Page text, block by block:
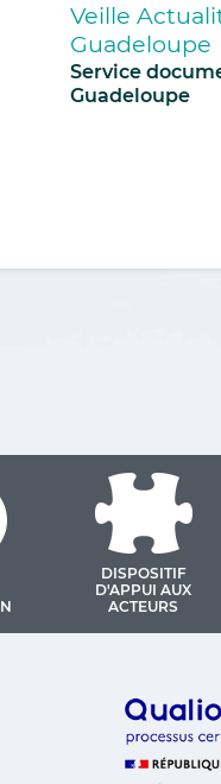
Veille
Guadeloupe
Service
Guadeloupe
DISPOSITIF
D'APPUI AUX
ACTEURS